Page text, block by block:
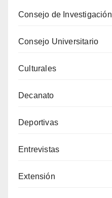
Consejo de Investigación
Consejo Universitario
Culturales
Decanato
Deportivas
Entrevistas
Extensión